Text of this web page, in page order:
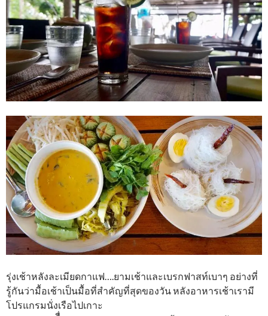
รุ่งเช้าหลังละเมียดกาแฟ….ยามเช้าและเบรกฟาสท์เบาๆ อย่างที่
รู้กันว่ามื้อเช้าเป็นมื้อที่สำคัญที่สุดของวัน หลังอาหารเช้าเรามี
โปรแกรมนั่งเรือไปเกาะ